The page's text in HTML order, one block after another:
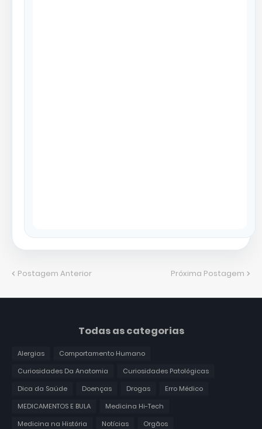
Postagem Anterior Próxima Postagem
Todas as categorias
Alergias
Comportamento Humano
Curiosidades Da Anatomia
Curiosidades Patológicas
Dica da Saúde
Doenças Drogas
Erro Médico
MEDICAMENTOS E BULA
Medicina Hi-Tech
Medicina na História
Notícias
Orgãos